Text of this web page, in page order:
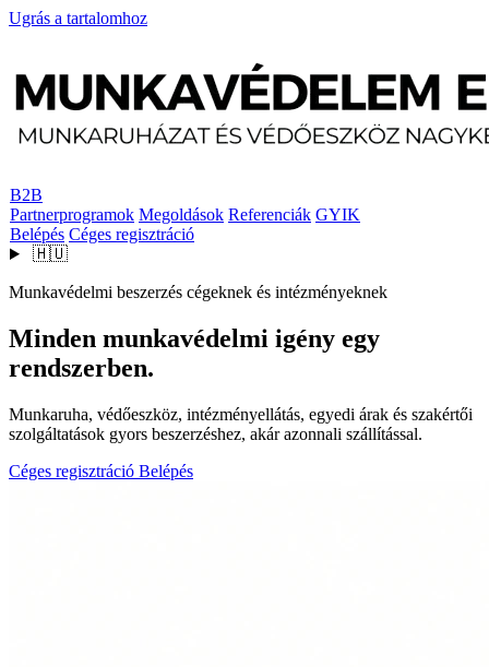
Ugrás a tartalomhoz
B2B
Partnerprogramok Megoldások Referenciák GYIK
Belépés Céges regisztráció
🇭🇺
Munkavédelmi beszerzés cégeknek és intézményeknek
Minden munkavédelmi igény egy
rendszerben.
Munkaruha, védőeszköz, intézményellátás, egyedi árak és szakértői
szolgáltatások gyors beszerzéshez, akár azonnali szállítással.
Céges regisztráció Belépés